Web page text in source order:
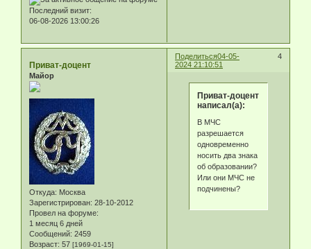
Последний визит:
06-08-2026 13:00:26
Поделиться 4
04-05-
2024 21:10:51
Приват-доцент
Майор
Откуда: Москва
Зарегистрирован: 28-10-2012
Провел на форуме:
1 месяц 6 дней
Сообщений: 2459
Возраст: 57 [1969-01-15]
Приват-доцент
написал(а):
В МЧС
разрешается
одновременно
носить два знака
об образовании?
Или они МЧС не
подчинены?